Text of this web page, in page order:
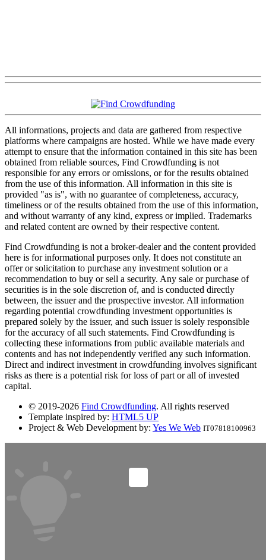
All informations, projects and data are gathered from respective
platforms where campaigns are hosted. While we have made every
attempt to ensure that the information contained in this site has been
obtained from reliable sources, Find Crowdfunding is not
responsible for any errors or omissions, or for the results obtained
from the use of this information. All information in this site is
provided "as is", with no guarantee of completeness, accuracy,
timeliness or of the results obtained from the use of this information,
and without warranty of any kind, express or implied. Trademarks
and related content are owned by their respective content.
Find Crowdfunding is not a broker-dealer and the content provided
here is for informational purposes only. It does not constitute an
offer or solicitation to purchase any investment solution or a
recommendation to buy or sell a security. Any sale or purchase of
securities is in the sole discretion of, and is conducted directly
between, the issuer and the prospective investor. All information
regarding potential crowdfunding investment opportunities is
prepared solely by the issuer, and such issuer is solely responsible
for the accuracy of all such statements. Find Crowdfunding is
collecting these informations from public available materials and
contents and has not independently verified any such information.
Direct and indirect investment in crowdfunding involves significant
risks as there is a potential risk for loss of part or all of invested
capital.
© 2019-2026 Find Crowdfunding. All rights reserved
Template inspired by: HTML5 UP
Project & Web Development by: Yes We Web IT07818100963